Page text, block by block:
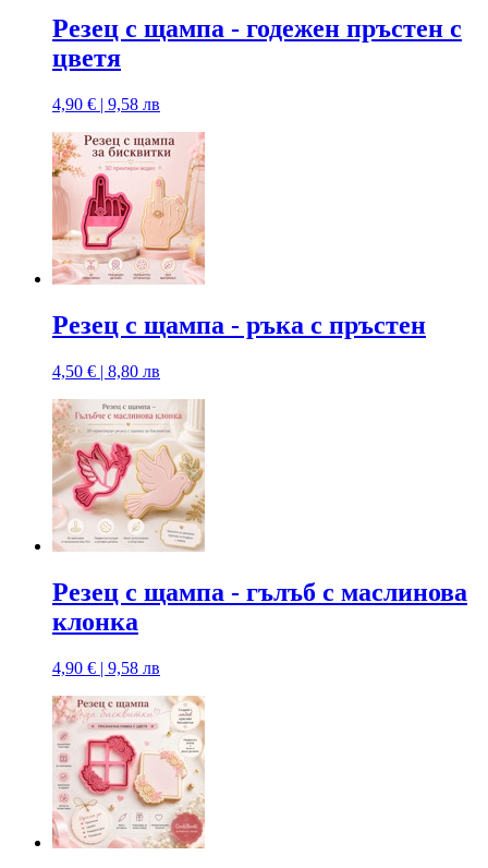
Резец с щампa - годежен пръстен с
цветя
4,90 € | 9,58 лв
Резец с щампa - ръка с пръстен
4,50 € | 8,80 лв
Резец с щампa - гълъб с маслинова
клонка
4,90 € | 9,58 лв